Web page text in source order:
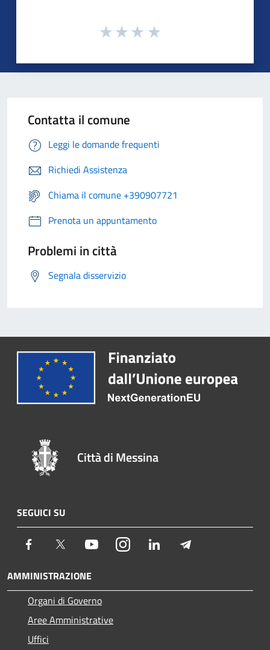
Contatta il comune
Leggi le domande frequenti
Richiedi Assistenza
Chiama il comune +390907721
Prenota un appuntamento
Problemi in città
Segnala disservizio
Città di Messina
SEGUICI SU
Facebook Twitter YoutubeInstagram LinkedIn
AMMINISTRAZIONE
Organi di Governo
Aree Amministrative
Uffici